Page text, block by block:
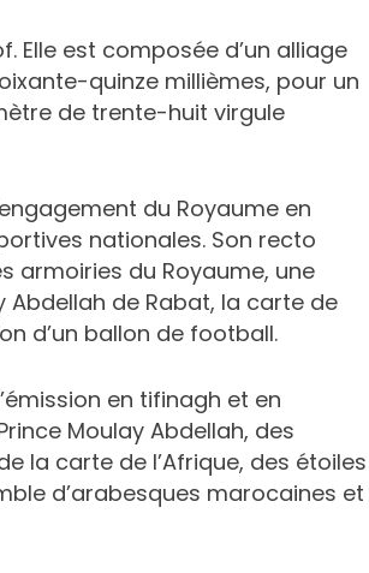
Elle est composée d’un alliage
quinze millièmes, pour un
de trente-huit virgule
du Royaume en
nationales. Son recto
armoiries du Royaume, une
de Rabat, la carte de
d’un ballon de football.
en tifinagh et en
Moulay Abdellah, des
la carte de l’Afrique, des étoiles
d’arabesques marocaines et